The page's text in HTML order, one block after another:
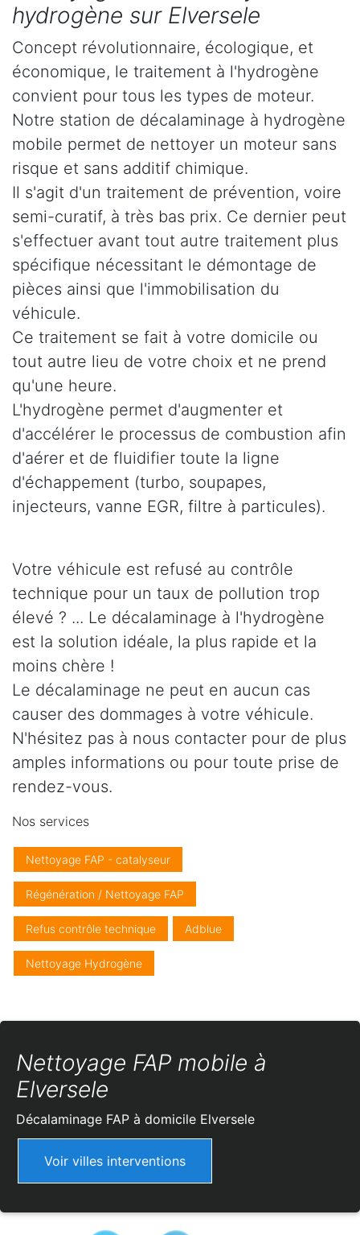
hydrogène sur Elversele
Concept révolutionnaire, écologique, et
économique, le traitement à l'hydrogène
convient pour tous les types de moteur.
Notre station de décalaminage à hydrogène
mobile permet de nettoyer un moteur sans
risque et sans additif chimique.
Il s'agit d'un traitement de prévention, voire
semi-curatif, à très bas prix. Ce dernier peut
s'effectuer avant tout autre traitement plus
spécifique nécessitant le démontage de
pièces ainsi que l'immobilisation du
véhicule.
Ce traitement se fait à votre domicile ou
tout autre lieu de votre choix et ne prend
qu'une heure.
L'hydrogène permet d'augmenter et
d'accélérer le processus de combustion afin
d'aérer et de fluidifier toute la ligne
d'échappement (turbo, soupapes,
injecteurs, vanne EGR, filtre à particules).
Votre véhicule est refusé au contrôle
technique pour un taux de pollution trop
élevé ? ... Le décalaminage à l'hydrogène
est la solution idéale, la plus rapide et la
moins chère !
Le décalaminage ne peut en aucun cas
causer des dommages à votre véhicule.
N'hésitez pas à nous contacter pour de plus
amples informations ou pour toute prise de
rendez-vous.
Nos services
Nettoyage FAP - catalyseur
Régénération / Nettoyage FAP
Refus contrôle technique Adblue
Nettoyage Hydrogène
Nettoyage FAP mobile à
Elversele
Décalaminage FAP à domicile Elversele
Voir villes interventions